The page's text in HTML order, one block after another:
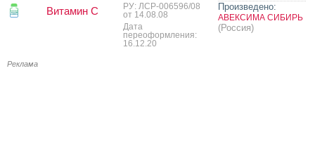
Витамин C
РУ: ЛСР-006596/08
от 14.08.08
Дата
переоформления:
16.12.20
Произведено:
АВЕКСИМА СИБИРЬ
(Россия)
Реклама